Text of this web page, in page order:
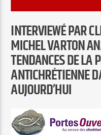
TITRE
ARTISTE
Radio Elyon
INTERVIEWÉ PAR
MICHEL VARTON
TENDANCES DE LA
ANTICHRÉTIENNE
AUJOURD’HUI